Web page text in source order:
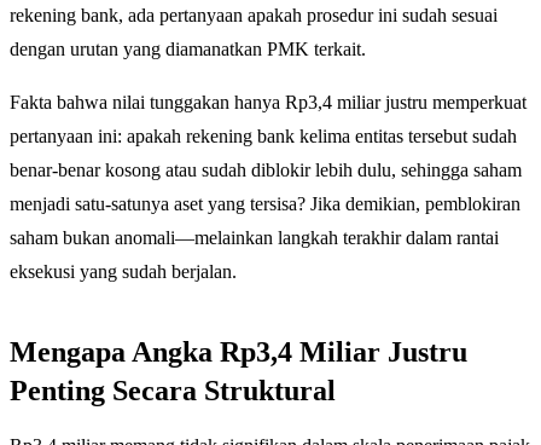
rekening bank, ada pertanyaan apakah prosedur ini sudah sesuai
dengan urutan yang diamanatkan PMK terkait.
Fakta bahwa nilai tunggakan hanya Rp3,4 miliar justru memperkuat
pertanyaan ini: apakah rekening bank kelima entitas tersebut sudah
benar-benar kosong atau sudah diblokir lebih dulu, sehingga saham
menjadi satu-satunya aset yang tersisa? Jika demikian, pemblokiran
saham bukan anomali—melainkan langkah terakhir dalam rantai
eksekusi yang sudah berjalan.
Mengapa Angka Rp3,4 Miliar Justru
Penting Secara Struktural